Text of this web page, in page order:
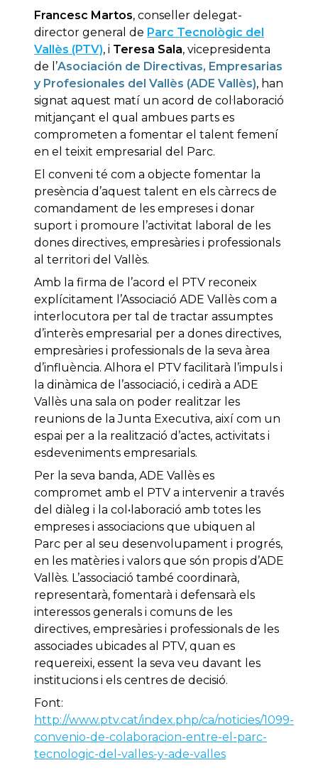
Francesc Martos, conseller delegat-
director general de Parc Tecnològic del
Vallès (PTV), i Teresa Sala, vicepresidenta
de l’Asociación de Directivas, Empresarias
y Profesionales del Vallès (ADE Vallès), han
signat aquest matí un acord de col·laboració
mitjançant el qual ambues parts es
comprometen a fomentar el talent femení
en el teixit empresarial del Parc.
El conveni té com a objecte fomentar la
presència d’aquest talent en els càrrecs de
comandament de les empreses i donar
suport i promoure l’activitat laboral de les
dones directives, empresàries i professionals
al territori del Vallès.
Amb la firma de l’acord el PTV reconeix
explícitament l’Associació ADE Vallès com a
interlocutora per tal de tractar assumptes
d’interès empresarial per a dones directives,
empresàries i professionals de la seva àrea
d’influència. Alhora el PTV facilitarà l’impuls i
la dinàmica de l’associació, i cedirà a ADE
Vallès una sala on poder realitzar les
reunions de la Junta Executiva, així com un
espai per a la realització d’actes, activitats i
esdeveniments empresarials.
Per la seva banda, ADE Vallès es
compromet amb el PTV a intervenir a través
del diàleg i la col•laboració amb totes les
empreses i associacions que ubiquen al
Parc per al seu desenvolupament i progrés,
en les matèries i valors que són propis d’ADE
Vallès. L’associació també coordinarà,
representarà, fomentarà i defensarà els
interessos generals i comuns de les
directives, empresàries i professionals de les
associades ubicades al PTV, quan es
requereixi, essent la seva veu davant les
institucions i els centres de decisió.
Font:
http://www.ptv.cat/index.php/ca/noticies/1099-
convenio-de-colaboracion-entre-el-parc-
tecnologic-del-valles-y-ade-valles